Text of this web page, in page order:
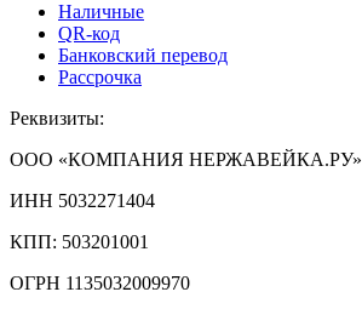
Наличные
QR-код
Банковский перевод
Рассрочка
Реквизиты:
ООО «КОМПАНИЯ НЕРЖАВЕЙКА.РУ»
ИНН 5032271404
КПП: 503201001
ОГРН 1135032009970